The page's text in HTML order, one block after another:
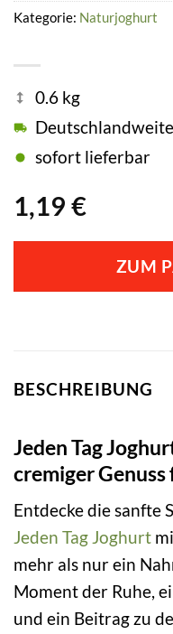
1,19 €
0.6 kg
sofort lieferbar
ZUM
Kategorie: Naturjoghurt
BESCHREIBUNG
Jeden Tag
cremiger Genuss
Entdecke die sanfte
Jeden Tag Joghurt
mehr als nur ein
Moment der Ruhe,
und ein Beitrag zu